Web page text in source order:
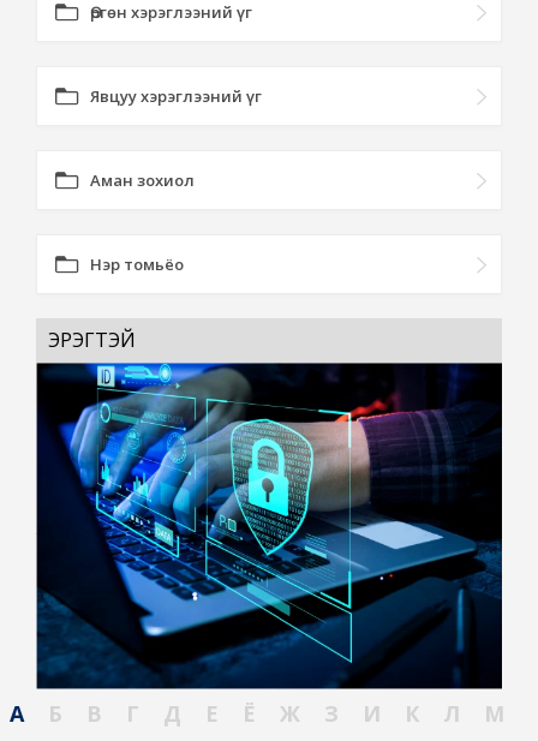
Өргөн хэрэглээний үг
Явцуу хэрэглээний үг
Аман зохиол
Нэр томьёо
ЭРЭГТЭЙ
А Б В Г Д Е Ё Ж З И К Л
М